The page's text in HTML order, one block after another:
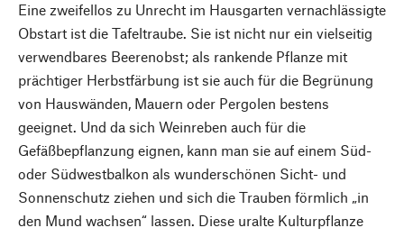
Eine zweifellos zu Unrecht im Hausgarten vernachlässigte
Obstart ist die Tafeltraube. Sie ist nicht nur ein vielseitig
verwendbares Beerenobst; als rankende Pflanze mit
prächtiger Herbstfärbung ist sie auch für die Begrünung
von Hauswänden, Mauern oder Pergolen bestens
geeignet. Und da sich Weinreben auch für die
Gefäßbepflanzung eignen, kann man sie auf einem Süd-
oder Südwestbalkon als wunderschönen Sicht- und
Sonnenschutz ziehen und sich die Trauben förmlich „in
den Mund wachsen“ lassen. Diese uralte Kulturpflanze